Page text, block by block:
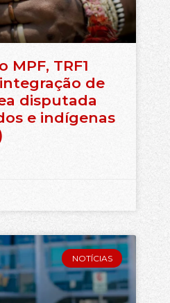
MPF, TRF1
de
disputada
e indígenas
NOTÍCIAS